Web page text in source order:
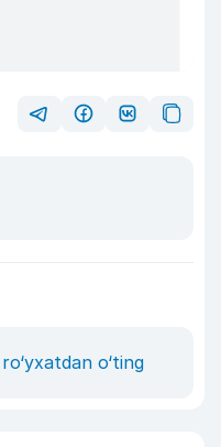
ro‘yxatdan o‘ting